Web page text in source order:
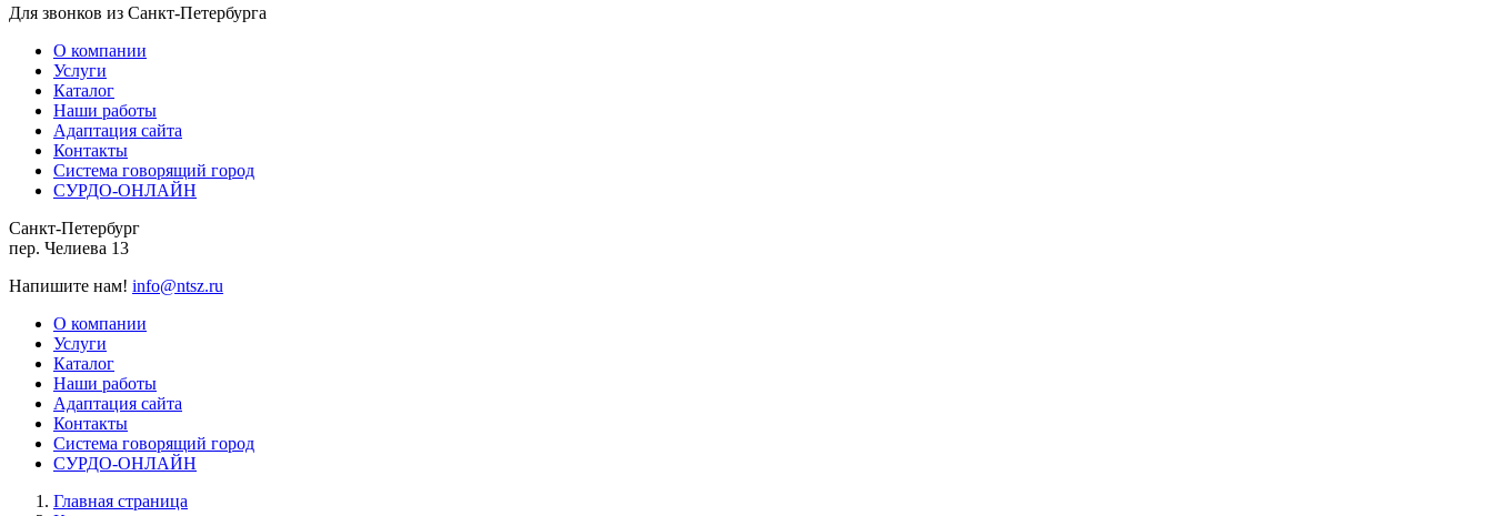
Для звонков из Санкт-Петербурга
О компании
Услуги
Каталог
Наши работы
Адаптация сайта
Контакты
Система говорящий город
СУРДО-ОНЛАЙН
Санкт-Петербург
пер. Челиева 13
Напишите нам! info@ntsz.ru
О компании
Услуги
Каталог
Наши работы
Адаптация сайта
Контакты
Система говорящий город
СУРДО-ОНЛАЙН
Главная страница